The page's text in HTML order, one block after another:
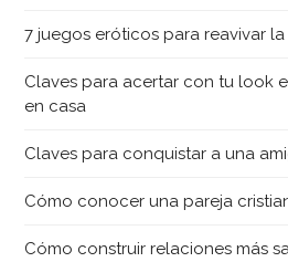
7 juegos eróticos para reavivar
Claves para acertar con tu look
en casa
Claves para conquistar a una
Cómo conocer una pareja
Cómo construir relaciones más